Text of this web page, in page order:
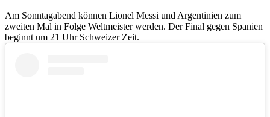
Am Sonntagabend können Lionel Messi und Argentinien zum
zweiten Mal in Folge Weltmeister werden. Der Final gegen Spanien
beginnt um 21 Uhr Schweizer Zeit.